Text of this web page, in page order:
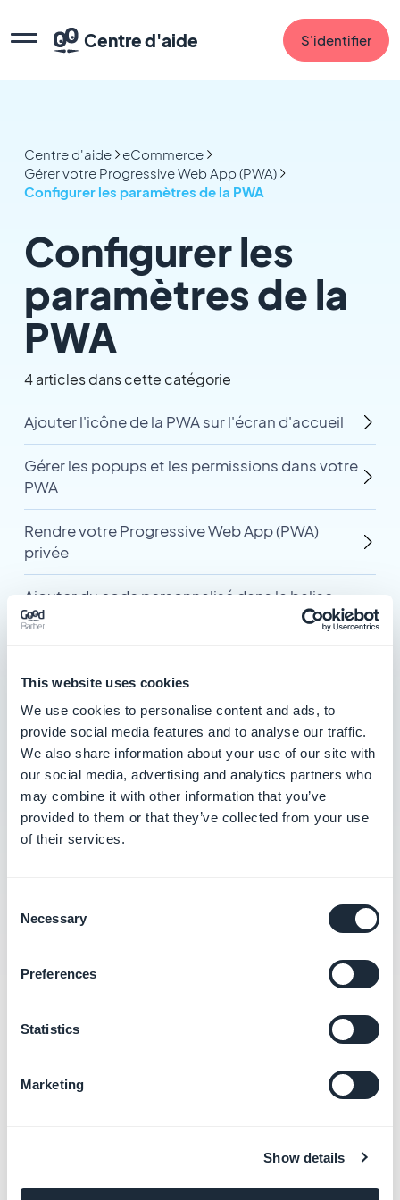
This website uses cookies
We use cookies to personalise content and ads, to
provide social media features and to analyse our traffic.
We also share information about your use of our site with
our social media, advertising and analytics partners who
may combine it with other information that you’ve
provided to them or that they’ve collected from your use
of their services.
Selection
Necessary
Preferences
Statistics
Marketing
Show details
Centre d'aide S'identifier
Centre d'aide
eCommerce
Gérer votre Progressive Web App (PWA)
Configurer les paramètres de la PWA
Configurer les
paramètres de la
PWA
4 articles dans cette catégorie
Ajouter l'icône de la PWA sur l'écran d'accueil
Gérer les popups et les permissions dans votre
PWA
Rendre votre Progressive Web App (PWA)
privée
Ajouter du code personnalisé dans la balise
head de la PWA
Afficher des cartes
dans la PWA
3 articles dans cette catégorie
Activer les cartes sur votre PWA
Configurer Google Maps pour la PWA